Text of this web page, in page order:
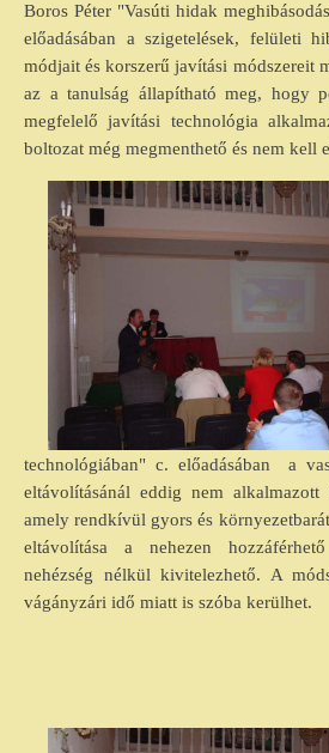
Boros Péter "Vasúti hidak
előadásában a szigetelések, felületi
módjait és korszerű javítási módszereit
az a tanulság állapítható meg, hogy
megfelelő javítási technológia
boltozat még megmenthető és nem kell
technológiában" c. előadásában a
eltávolításánál eddig nem alkalmazott
amely rendkívül gyors és
eltávolítása a nehezen
nehézség nélkül kivitelezhető. A
vágányzári idő miatt is szóba kerülhet.